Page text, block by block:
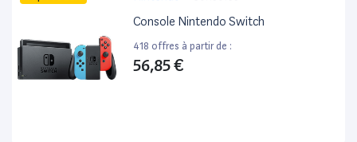
Console Nintendo Switch
418 offres à partir de :
56,85 €